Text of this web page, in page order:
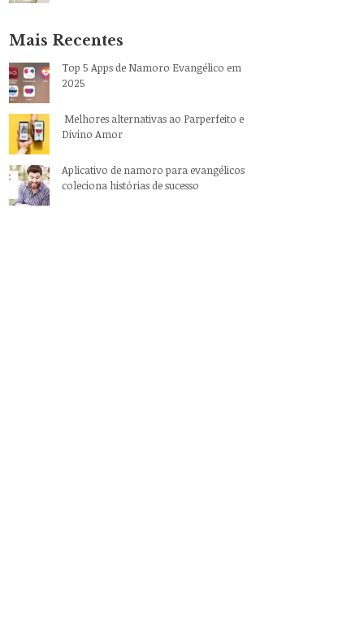
Mais Recentes
Top 5 Apps de Namoro Evangélico em
2025
Melhores alternativas ao Parperfeito e
Divino Amor
Aplicativo de namoro para evangélicos
coleciona histórias de sucesso